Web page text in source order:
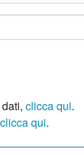
clicca qui.
clicca qui.